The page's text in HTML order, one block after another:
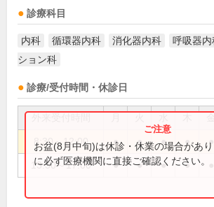
診療科目
内科 循環器内科 消化器内科 呼吸器内
ション科
診療/受付時間・休診日
8:30～12:00 ● ● ● ● ●
13:30～17:00 ● ● ● ●
お盆(8月中旬)は休診・休業の場合があ
に必ず医療機関に直接ご確認ください。